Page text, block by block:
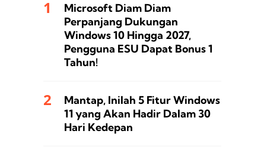
Microsoft Diam Diam
Perpanjang Dukungan
Windows 10 Hingga 2027,
Pengguna ESU Dapat Bonus 1
Tahun!
Mantap, Inilah 5 Fitur Windows
11 yang Akan Hadir Dalam 30
Hari Kedepan